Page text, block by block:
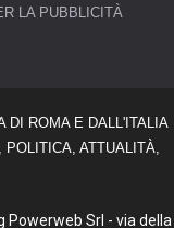
LA PUBBLICITÀ
DI ROMA E DALL'ITALIA
ATTUALITÀ,
Srl - via della